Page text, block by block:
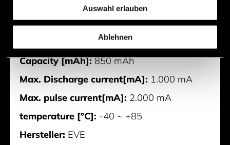
Auswahl erlauben
Ablehnen
CR2
Capacity [mAh]:850 mAh
Max. Discharge current[mA]: 1.000 mA
Max. pulse current[mA]: 2.000 mA
temperature [°C]: -40 ~ +85
Hersteller: EVE